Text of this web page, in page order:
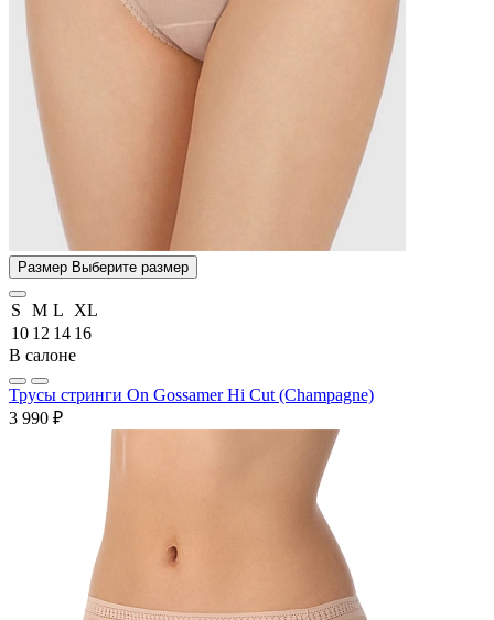
Размер Выберите размер
S M L
XL
10 12 14 16
В салоне
Трусы стринги On Gossamer Hi Cut (Champagne)
3 990 ₽